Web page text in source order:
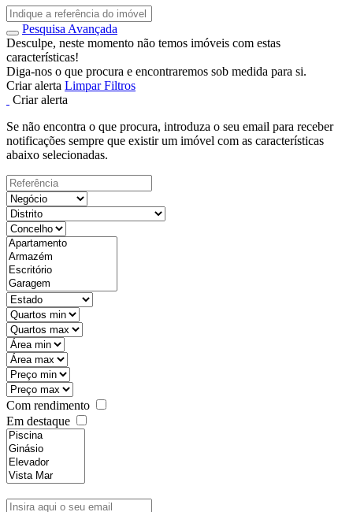
Pesquisa Avançada
Desculpe, neste momento não temos imóveis com estas
características!
Diga-nos o que procura e encontraremos sob medida para si.
Criar alerta Limpar Filtros
Criar alerta
Se não encontra o que procura, introduza o seu email para receber
notificações sempre que existir um imóvel com as características
abaixo selecionadas.
Com rendimento
Em destaque